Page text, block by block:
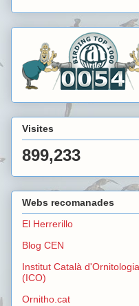
Visites
899,233
Webs recomanades
El Herrerillo
Blog CEN
Institut Català d'Ornitologia
(ICO)
Ornitho.cat